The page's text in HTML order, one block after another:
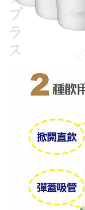
任。
４．使用「AFTEE先享後
時審查核予不同之上限額
請求用戶進行身份認證。
５．嚴禁一人註冊多個帳
恩沛科技股份有限公司將
貨到付款
每筆NT$150，滿